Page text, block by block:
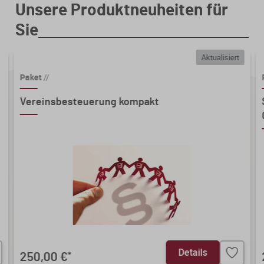
Unsere Produktneuheiten für
Sie
Aktualisiert
Paket//
Vereinsbesteuerung kompakt
250,00 €* Details